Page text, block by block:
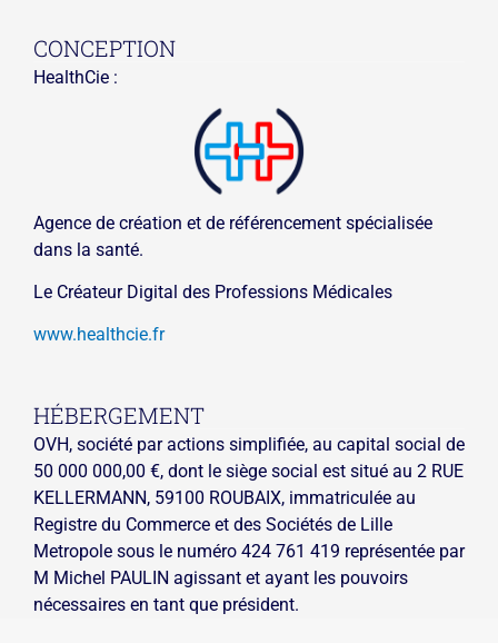
CONCEPTION
HealthCie :
Agence de création et de référencement spécialisée
dans la santé.
Le Créateur Digital des Professions Médicales
www.healthcie.fr
HÉBERGEMENT
OVH, société par actions simplifiée, au capital social de
50 000 000,00 €, dont le siège social est situé au 2 RUE
KELLERMANN, 59100 ROUBAIX, immatriculée au
Registre du Commerce et des Sociétés de Lille
Metropole sous le numéro 424 761 419 représentée par
M Michel PAULIN agissant et ayant les pouvoirs
nécessaires en tant que président.